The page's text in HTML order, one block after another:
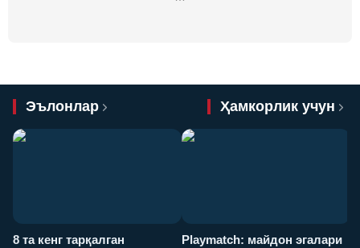
Эълонлар Ҳамкорлик учун
8 та кенг тарқалган
Playmatch: майдон эгалари